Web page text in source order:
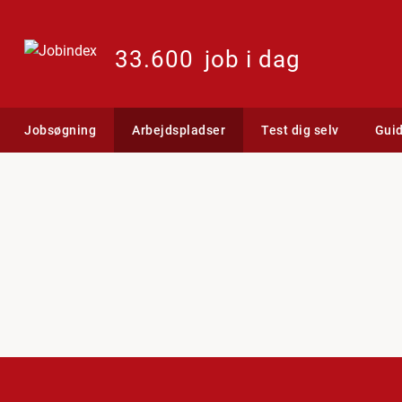
33.600 job i dag
Jobsøgning Arbejdspladser Test dig selv